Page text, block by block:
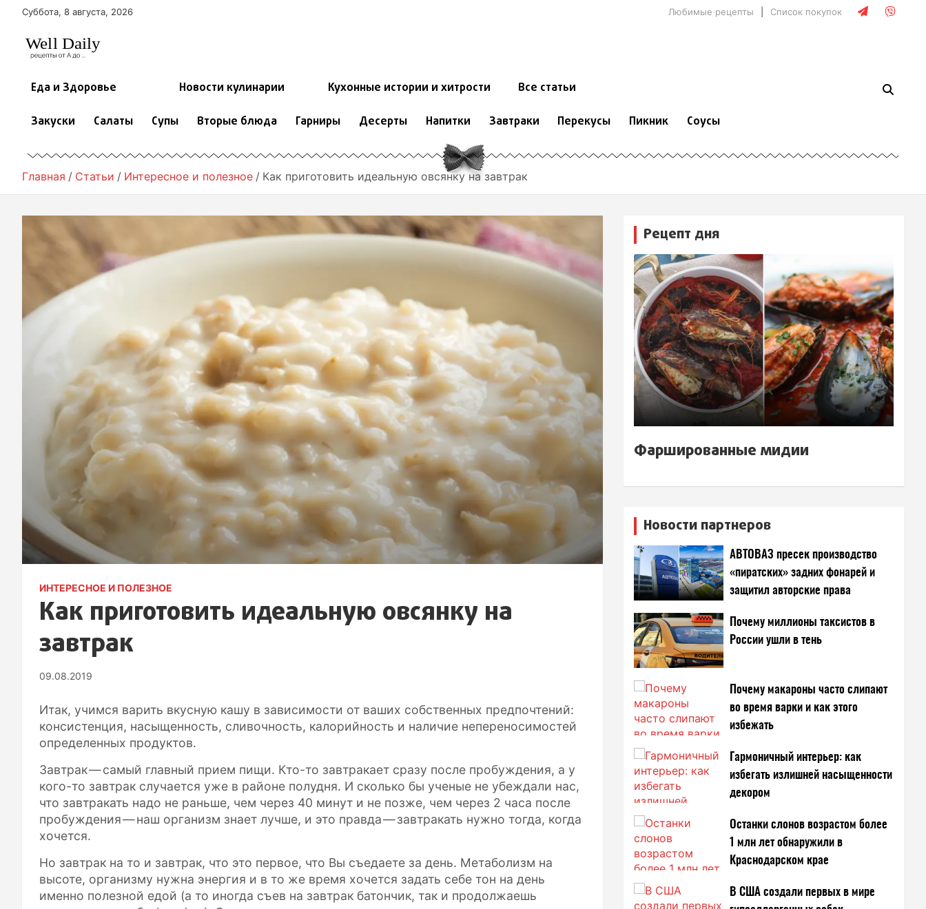
Суббота, 8 августа, 2026 Любимые рецепты Список покупок
Еда и Здоровье Новости кулинарии Кухонные истории и хитрости Все статьи
Закуски Салаты Супы Вторые блюда Гарниры Десерты Напитки Завтраки Перекусы Пикник Соусы
Главная Статьи Интересное и полезное Как приготовить идеальную овсянку на завтрак
ИНТЕРЕСНОЕ И ПОЛЕЗНОЕ
Как приготовить идеальную овсянку на
завтрак
09.08.2019
Итак, учимся варить вкусную кашу в зависимости от ваших собственных предпочтений:
консистенция, насыщенность, сливочность, калорийность и наличие непереносимостей
определенных продуктов.
Завтрак — самый главный прием пищи. Кто-то завтракает сразу после пробуждения, а у
кого-то завтрак случается уже в районе полудня. И сколько бы ученые не убеждали нас,
что завтракать надо не раньше, чем через 40 минут и не позже, чем через 2 часа после
пробуждения — наш организм знает лучше, и это правда — завтракать нужно тогда, когда
хочется.
Но завтрак на то и завтрак, что это первое, что Вы съедаете за день. Метаболизм на
высоте, организму нужна энергия и в то же время хочется задать себе тон на день
именно полезной едой (а то иногда съев на завтрак батончик, так и продолжаешь
Рецепт дня
Фаршированные мидии
Новости партнеров
АВТОВАЗ пресек производство
«пиратских» задних фонарей и
защитил авторские права
Почему миллионы таксистов в
России ушли в тень
Почему макароны часто слипают
во время варки и как этого
избежать
Гармоничный интерьер: как
избегать излишней насыщенности
декором
Останки слонов возрастом более
1 млн лет обнаружили в
Краснодарском крае
В США создали первых в мире